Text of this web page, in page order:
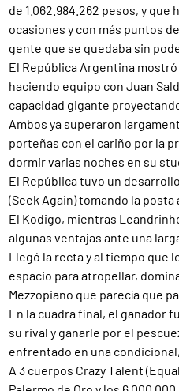
de 1.062.984.262 pesos, y
ocasiones y con más puntos
gente que se quedaba sin
El República Argentina
haciendo equipo con Juan
capacidad gigante
Ambos ya superaron
porteñas con el cariño por la
dormir varias noches en su
El República tuvo un
(Seek Again) tomando la
El Kodigo, mientras
algunas ventajas ante una
Llegó la recta y al tiempo que
espacio para atropellar,
Mezzopiano que parecía que
En la cuadra final, el ganador
su rival y ganarle por el
enfrentado en una
A 3 cuerpos Crazy Talent